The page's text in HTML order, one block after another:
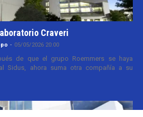
Craveri
- 05/05/2026 20:00
de que el grupo Roemmers se haya
Sidus, ahora suma otra compañía a su